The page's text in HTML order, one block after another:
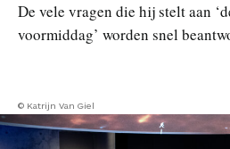
De vele vragen die hij stelt aan
voormiddag’ worden snel
© Katrijn Van Giel